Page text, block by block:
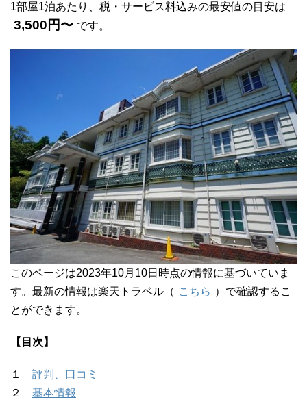
1部屋1泊あたり、税・サービス料込みの最安値の目安は
3,500円〜 です。
このページは2023年10月10日時点の情報に基づいていま
す。最新の情報は楽天トラベル（ こちら ）で確認するこ
とができます。
【目次】
１ 評判、口コミ
２ 基本情報